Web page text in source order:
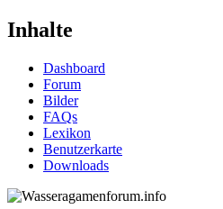
Inhalte
Dashboard
Forum
Bilder
FAQs
Lexikon
Benutzerkarte
Downloads